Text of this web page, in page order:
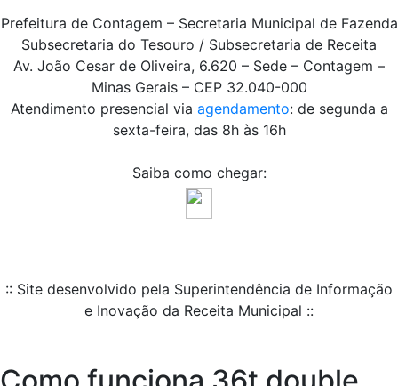
Prefeitura de Contagem – Secretaria Municipal de Fazenda
Subsecretaria do Tesouro / Subsecretaria de Receita
Av. João Cesar de Oliveira, 6.620 – Sede – Contagem –
Minas Gerais – CEP 32.040-000
Atendimento presencial via agendamento: de segunda a
sexta-feira, das 8h às 16h
Saiba como chegar:
:: Site desenvolvido pela Superintendência de Informação
e Inovação da Receita Municipal ::